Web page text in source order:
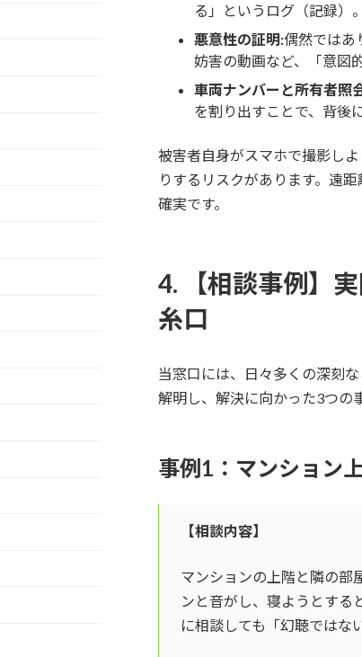
る」というログ（記録）
悪意性の証明:偶然ではあ
妨害の動画など、「意図
車両ナンバーと所有者照
を割り出すことで、背後
被害者自身がスマホで撮影し
りするリスクがあります。遠
確実です。
4. 【相談事例】
糸口
当窓口には、日々多くの深刻
解明し、解決に向かった3つの
事例1：マンション
【相談内容】
マンションの上階と隣の部
ンと音がし、寝ようとする
に相談しても「幻聴ではな